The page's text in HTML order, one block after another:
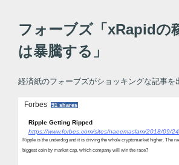
フォーブズ「xRapidの
は暴騰する」
経済紙のフォーブズがショッキングな記事を
Forbes 91 shares
Ripple Getting Ripped
https://www.forbes.com/sites/naeemaslam/2018/09/
Ripple is the underdog and it is driving the whole cryptomarket higher. The
biggest coin by market cap, which company will win the race?